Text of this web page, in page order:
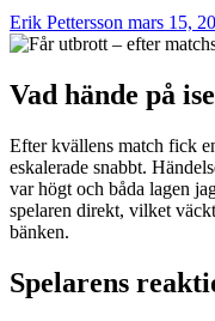
Erik Pettersson mars 15,
Vad hände på
Efter kvällens match fick
eskalerade snabbt.
var högt och båda lagen
spelaren direkt, vilket
bänken.
Spelarens